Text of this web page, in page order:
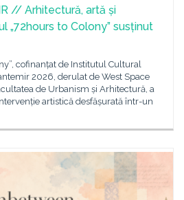
// Arhitectură, artă și
„72hours to Colony” susținut
cofinanțat de Institutul Cultural
2026, derulat de West Space
de Urbanism și Arhitectură, a
artistică desfășurată într-un